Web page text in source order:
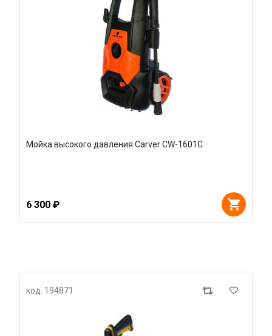
Мойка высокого давления Carver CW-1601С
6 300 ₽
код: 194871